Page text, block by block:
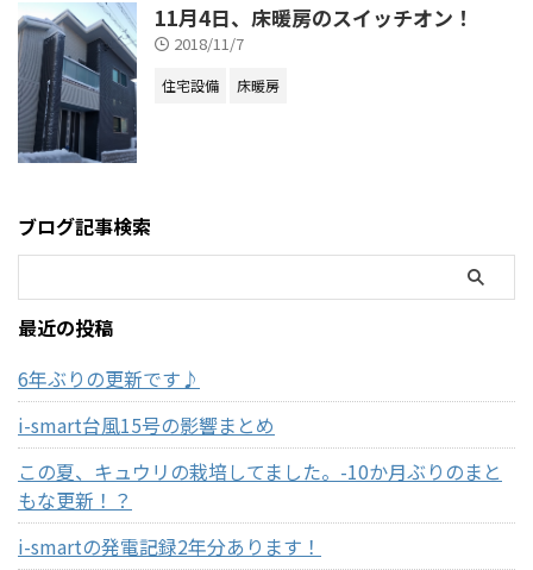
11月4日、床暖房のスイッチオン！
2018/11/7
住宅設備 床暖房
ブログ記事検索
最近の投稿
6年ぶりの更新です♪
i-smart台風15号の影響まとめ
この夏、キュウリの栽培してました。-10か月ぶりのまと
もな更新！？
i-smartの発電記録2年分あります！